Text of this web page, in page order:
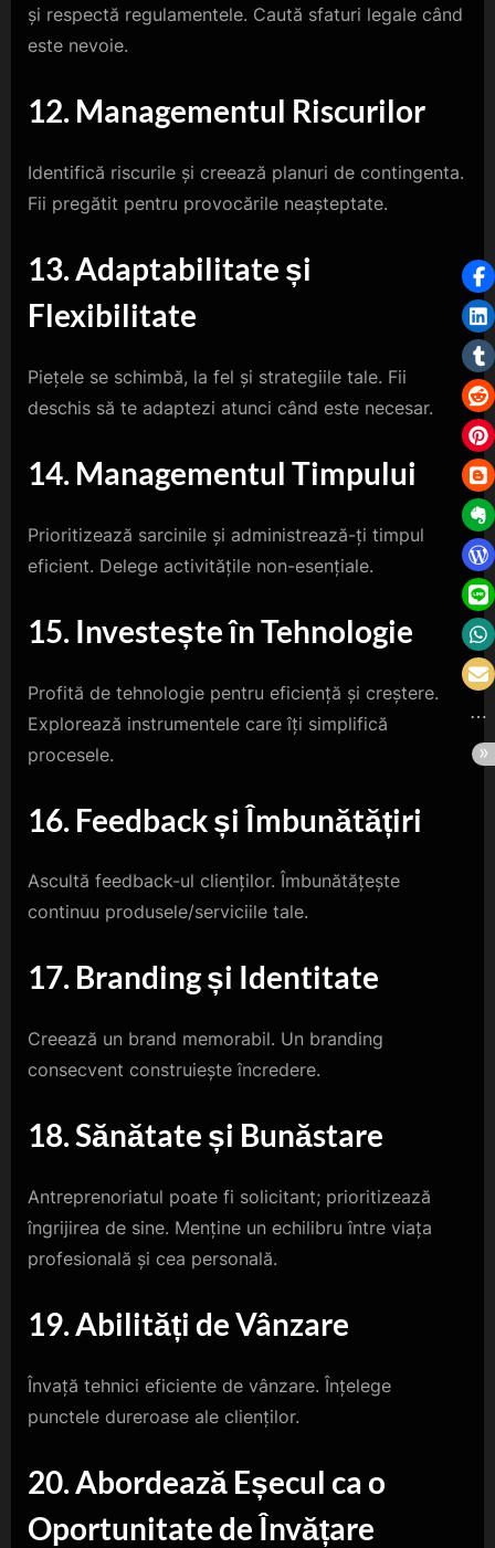
și respectă regulamentele. Caută sfaturi legale când
este nevoie.
12. Managementul Riscurilor
Identifică riscurile și creează planuri de contingenta.
Fii pregătit pentru provocările neașteptate.
13. Adaptabilitate și
Flexibilitate
Piețele se schimbă, la fel și strategiile tale. Fii
deschis să te adaptezi atunci când este necesar.
14. Managementul Timpului
Prioritizează sarcinile și administrează-ți timpul
eficient. Delege activitățile non-esențiale.
15. Investește în Tehnologie
Profită de tehnologie pentru eficiență și creștere.
Explorează instrumentele care îți simplifică
procesele.
16. Feedback și Îmbunătățiri
Ascultă feedback-ul clienților. Îmbunătățește
continuu produsele/serviciile tale.
17. Branding și Identitate
Creează un brand memorabil. Un branding
consecvent construiește încredere.
18. Sănătate și Bunăstare
Antreprenoriatul poate fi solicitant; prioritizează
îngrijirea de sine. Menține un echilibru între viața
profesională și cea personală.
19. Abilități de Vânzare
Învață tehnici eficiente de vânzare. Înțelege
punctele dureroase ale clienților.
20. Abordează Eșecul ca o
Oportunitate de Învățare